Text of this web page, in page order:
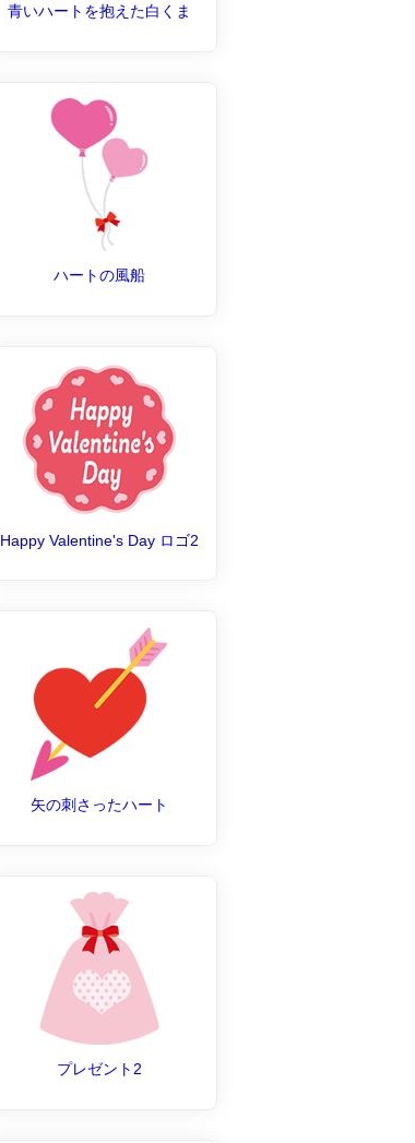
青いハートを抱えた白くま
ハートの風船
Happy Valentine's Day ロゴ2
矢の刺さったハート
プレゼント2